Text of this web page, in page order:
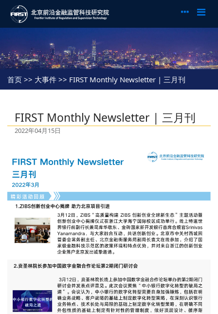
首页 >> 大事件 >> FIRST Monthly Newsletter | 三月刊
FIRST Monthly Newsletter | 三月刊
2022年04月15日